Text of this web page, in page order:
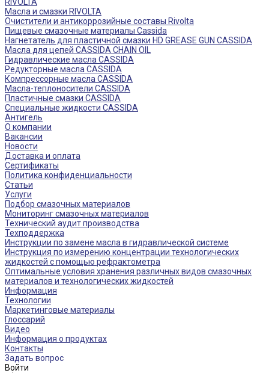
Масла и смазки RIVOLTA
Очистители и антикоррозийные составы Rivolta
Пищевые смазочные материалы Cassida
Нагнетатель для пластичной смазки HD GREASE GUN CASSIDA
Масла для цепей CASSIDA CHAIN OIL
Гидравлические масла CASSIDA
Редукторные масла CASSIDA
Компрессорные масла CASSIDA
Масла-теплоносители CASSIDA
Пластичные смазки CASSIDA
Специальные жидкости CASSIDA
Антигель
О компании
Вакансии
Новости
Доставка и оплата
Сертификаты
Политика конфиденциальности
Статьи
Услуги
Подбор смазочных материалов
Мониторинг смазочных материалов
Технический аудит производства
Техподдержка
Инструкции по замене масла в гидравлической системе
Инструкция по измерению концентрации технологических
жидкостей с помощью рефрактометра
Оптимальные условия хранения различных видов смазочных
материалов и технологических жидкостей
Информация
Технологии
Маркетинговые материалы
Глоссарий
Видео
Информация о продуктах
Контакты
Задать вопрос
Войти